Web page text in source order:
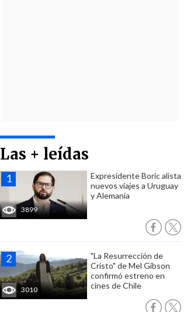
Las + leídas
3899
Expresidente Boric alista
nuevos viajes a Uruguay
y Alemania
3010
"La Resurrección de
Cristo" de Mel Gibson
confirmó estreno en
cines de Chile